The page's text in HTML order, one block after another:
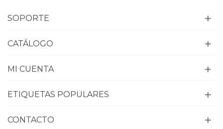
SOPORTE
CATÁLOGO
MI CUENTA
ETIQUETAS POPULARES
CONTACTO